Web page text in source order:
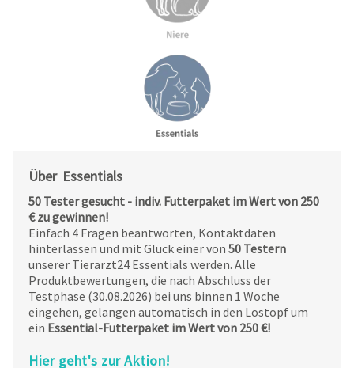
Über Essentials
50 Tester gesucht - indiv. Futterpaket im Wert von 250
€ zu gewinnen!
Einfach 4 Fragen beantworten, Kontaktdaten
hinterlassen und mit Glück einer von 50 Testern
unserer Tierarzt24 Essentials werden. Alle
Produktbewertungen, die nach Abschluss der
Testphase (30.08.2026) bei uns binnen 1 Woche
eingehen, gelangen automatisch in den Lostopf um
ein Essential-Futterpaket im Wert von 250 €!
Hier geht's zur Aktion!